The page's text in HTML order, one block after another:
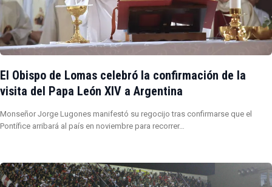
El Obispo de Lomas celebró la confirmación de la
visita del Papa León XIV a Argentina
Monseñor Jorge Lugones manifestó su regocijo tras confirmarse que el
Pontífice arribará al país en noviembre para recorrer…